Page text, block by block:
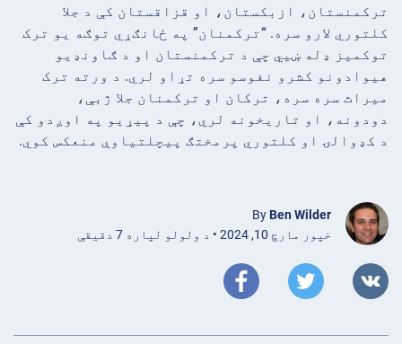
ترکمنستان، ازبکستان، او قزاقستان کې د جلا
کلتوري لارو سره. “ترکمنان” په ځانګړي توګه یو ترک
توکمیز ډله ښیي چې د ترکمنستان او د ګاونډیو
هیوادونو کشرو نفوسو سره تړاو لري. د ورته ترک
میراث سره سره، ترکان او ترکمنان جلا ژبې،
دودونه، او تاریخونه لري، چې د پیړیو په اوږدو کې
د کډوالۍ او کلتوري پرمختګ پیچلتیاوې منعکس کوي.
By Ben Wilder
خپور مارچ 10, 2024 • د ولولو لپاره 7 دقیقې